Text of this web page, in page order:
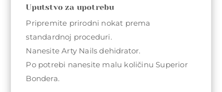
Uputstvo za upotrebu
Pripremite prirodni nokat prema
standardnoj proceduri.
Nanesite Arty Nails dehidrator.
Po potrebi nanesite malu količinu Superior
Bondera.